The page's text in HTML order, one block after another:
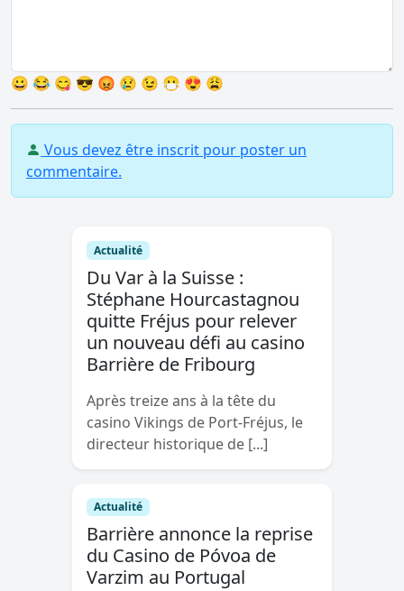
😀 😂 😋 😎 😡 😢 😉 😷 😍 😩
Vous devez être inscrit pour poster un
commentaire.
Actualité
Du Var à la Suisse :
Stéphane Hourcastagnou
quitte Fréjus pour relever
un nouveau défi au casino
Barrière de Fribourg
Après treize ans à la tête du
casino Vikings de Port-Fréjus, le
directeur historique de [...]
Actualité
Barrière annonce la reprise
du Casino de Póvoa de
Varzim au Portugal